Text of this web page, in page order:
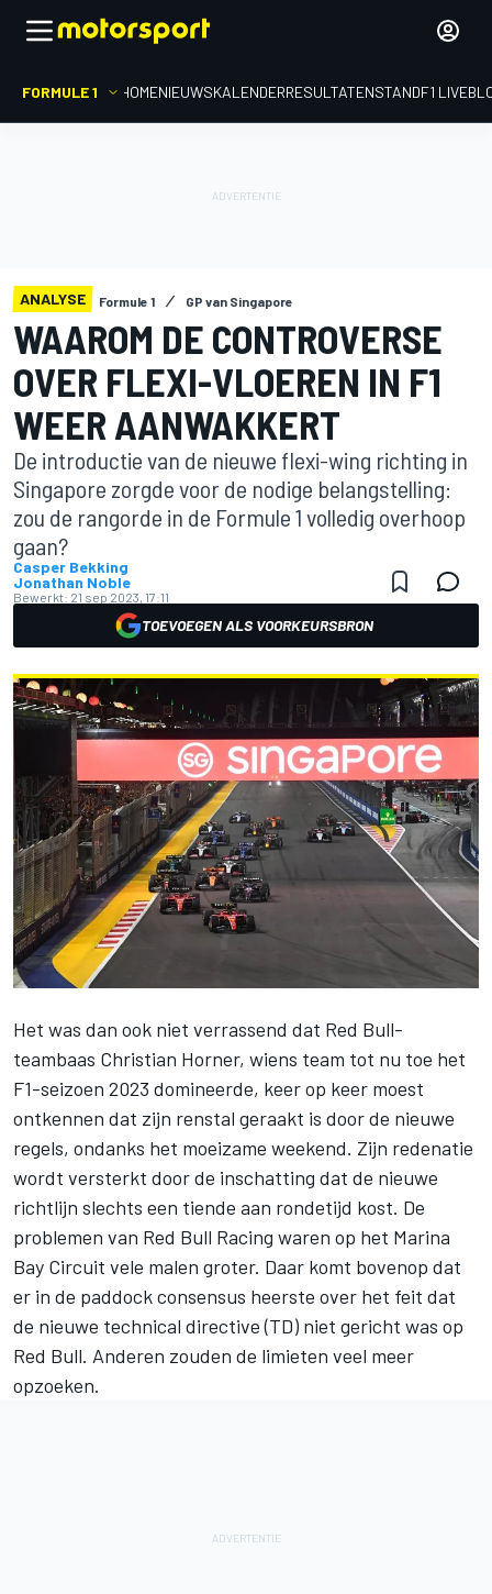
FORMULE 1 HOMENIEUWSKALENDERRESULTATENSTANDF1
ANALYSE Formule 1 GP van Singapore
WAAROM DE CONTROVERSE
OVER FLEXI-VLOEREN IN F1
WEER AANWAKKERT
De introductie van de nieuwe flexi-wing richting in
Singapore zorgde voor de nodige belangstelling:
zou de rangorde in de Formule 1 volledig overhoop
gaan?
Casper Bekking
Jonathan Noble
Bewerkt: 21 sep 2023, 17:11
TOEVOEGEN ALS VOORKEURSBRON
Het was dan ook niet verrassend dat Red Bull-
teambaas Christian Horner, wiens team tot nu toe het
F1-seizoen 2023 domineerde, keer op keer moest
ontkennen dat zijn renstal geraakt is door de nieuwe
regels, ondanks het moeizame weekend. Zijn redenatie
wordt versterkt door de inschatting dat de nieuwe
richtlijn slechts een tiende aan rondetijd kost. De
problemen van Red Bull Racing waren op het Marina
Bay Circuit vele malen groter. Daar komt bovenop dat
er in de paddock consensus heerste over het feit dat
de nieuwe technical directive (TD) niet gericht was op
Red Bull. Anderen zouden de limieten veel meer
opzoeken.